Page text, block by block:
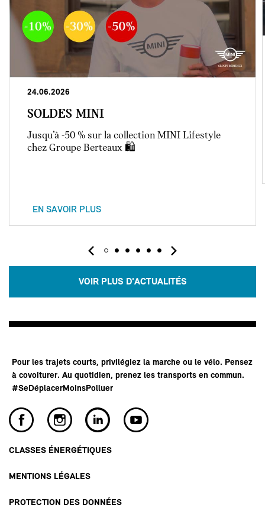
24.06.2026
SOLDES MINI
Jusqu’à -50 % sur la collection MINI Lifestyle
chez Groupe Berteaux 🛍️
EN SAVOIR PLUS
VOIR PLUS D'ACTUALITÉS
Pour les trajets courts, privilégiez la marche ou le vélo. Pensez
à covoiturer. Au quotidien, prenez les transports en commun.
#SeDéplacerMoinsPolluer
CLASSES ÉNERGÉTIQUES
MENTIONS LÉGALES
PROTECTION DES DONNÉES